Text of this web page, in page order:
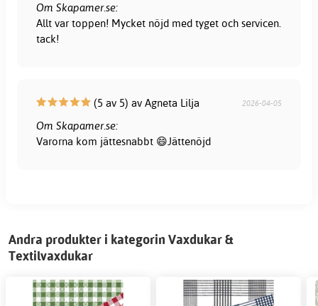
Om Skapamer.se:
Allt var toppen! Mycket nöjd med tyget och servicen.
tack!
(5 av 5) av Agneta Lilja 2026-04-05
Om Skapamer.se:
Varorna kom jättesnabbt 😄Jättenöjd
Andra produkter i kategorin Vaxdukar &
Textilvaxdukar